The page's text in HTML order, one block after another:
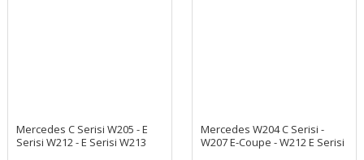
Mercedes C Serisi W205 - E
Serisi W212 - E Serisi W213
Mercedes W204 C Serisi -
W207 E-Coupe - W212 E Serisi